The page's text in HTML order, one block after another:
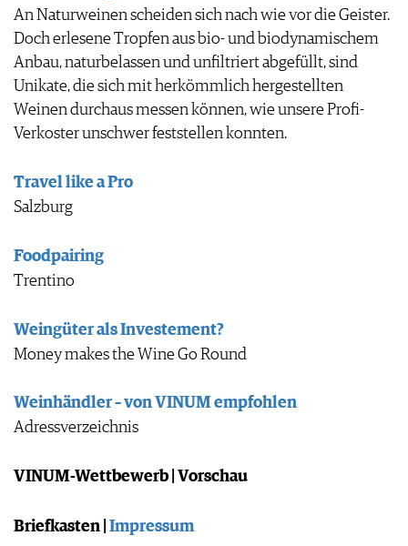
An Naturweinen scheiden sich nach wie vor die Geister.
Doch erlesene Tropfen aus bio- und biodynamischem
Anbau, naturbelassen und unfiltriert abgefüllt, sind
Unikate, die sich mit herkömmlich hergestellten
Weinen durchaus messen können, wie unsere Profi-
Verkoster unschwer feststellen konnten.
Travel like a Pro
Salzburg
Foodpairing
Trentino
Weingüter als Investement?
Money makes the Wine Go Round
Weinhändler – von VINUM empfohlen
Adressverzeichnis
VINUM-Wettbewerb | Vorschau
Briefkasten | Impressum